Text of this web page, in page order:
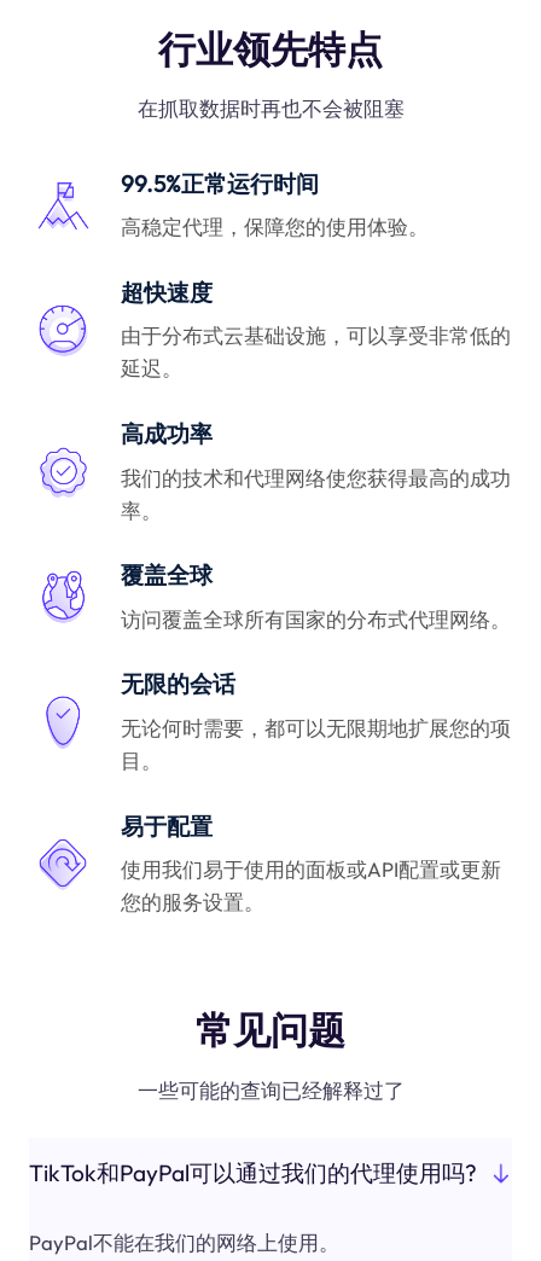
行业领先特点
在抓取数据时再也不会被阻塞
99.5%正常运行时间
高稳定代理，保障您的使用体验。
超快速度
由于分布式云基础设施，可以享受非常低的
延迟。
高成功率
我们的技术和代理网络使您获得最高的成功
率。
覆盖全球
访问覆盖全球所有国家的分布式代理网络。
无限的会话
无论何时需要，都可以无限期地扩展您的项
目。
易于配置
使用我们易于使用的面板或API配置或更新
您的服务设置。
常见问题
一些可能的查询已经解释过了
TikTok和PayPal可以通过我们的代理使用吗?
PayPal不能在我们的网络上使用。